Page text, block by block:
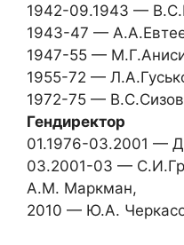
1942-09.1943 —
1943-47 —
1947-55 —
1955-72 —
1972-75 —
Гендиректор
01.1976-03.2001 —
03.2001-03 —
А.М. Маркман,
2010 — Ю.А.